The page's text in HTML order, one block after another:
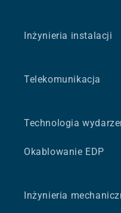
Inżynieria instalacji
Telekomunikacja
Technologia
Okablowanie EDP
Inżynieria